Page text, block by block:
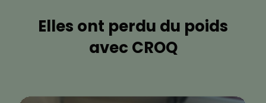
Elles ont perdu du poids
avec CROQ